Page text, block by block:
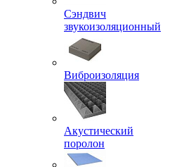
Сэндвич
звукоизоляционный
Виброизоляция
Акустический
поролон